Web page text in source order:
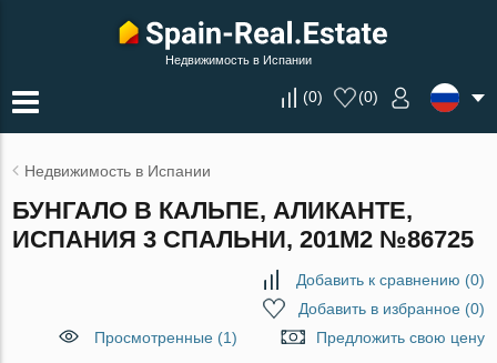
Недвижимость в Испании
(0) (0)
Недвижимость в Испании
БУНГАЛО В КАЛЬПЕ, АЛИКАНТЕ,
ИСПАНИЯ 3 СПАЛЬНИ, 201М2 №86725
Добавить к сравнению (0)
Добавить в избранное(0)
Просмотренные (1)
Предложить свою цену